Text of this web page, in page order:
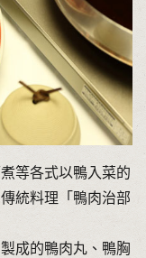
等各式以鴨入菜的
統料理「鴨肉治部
成的鴨肉丸、鴨胸